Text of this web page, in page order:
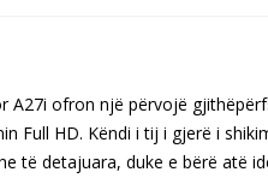
A27i ofron një përvojë
Full HD. Këndi i tij i gjerë i
të detajuara, duke e bërë atë